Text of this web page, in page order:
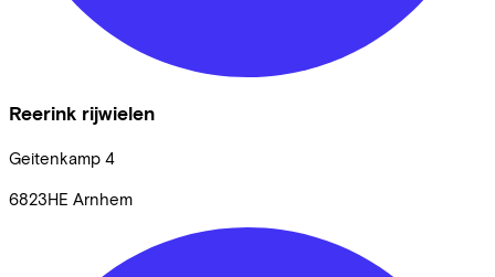
Reerink rijwielen
Geitenkamp 4
6823HE Arnhem